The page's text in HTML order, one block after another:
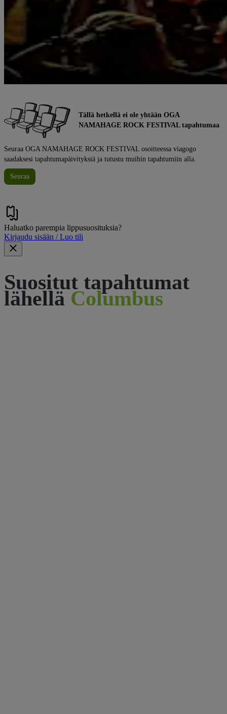
Tällä hetkellä ei ole yhtään OGA
NAMAHAGE ROCK FESTIVAL tapahtumaa
Seuraa OGA NAMAHAGE ROCK FESTIVAL osoitteessa viagogo
saadaksesi tapahtumapäivityksiä ja tutustu muihin tapahtumiin alla.
Seuraa
Haluatko parempia lippusuosituksia?
Kirjaudu sisään / Luo tili
Suositut tapahtumat
lähellä Columbus